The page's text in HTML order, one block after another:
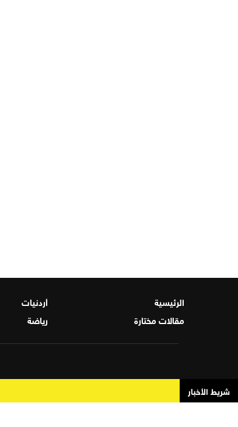
شريط الأخبار
الرئيسية أردنيات
مقالات مختارة
رياضة